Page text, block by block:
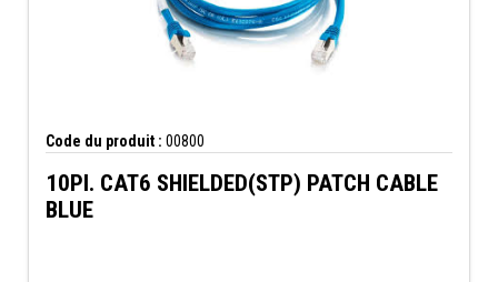
Code du produit : 00800
10PI. CAT6 SHIELDED(STP) PATCH CABLE
BLUE